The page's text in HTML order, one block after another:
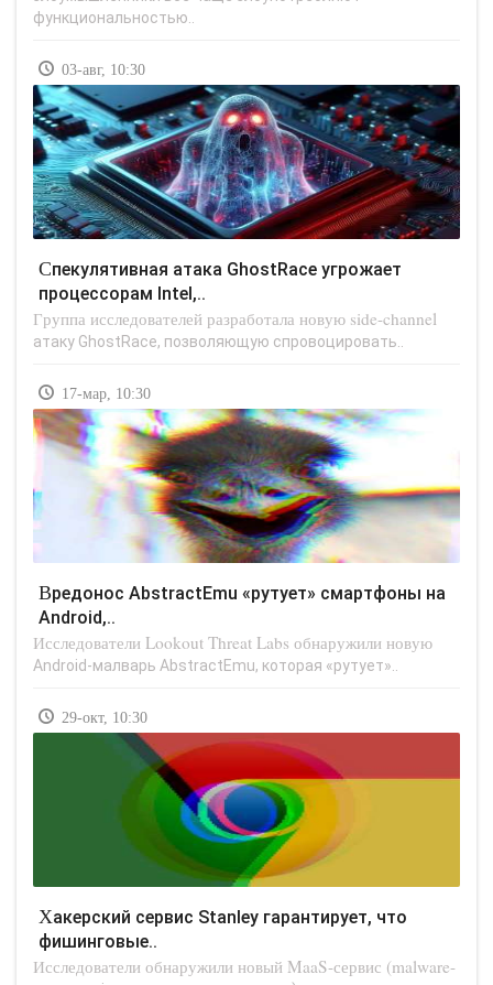
функциональностью..
03-авг, 10:30
Спекулятивная атака GhostRace угрожает
процессорам Intel,..
Группа исследователей разработала новую side-channel
атаку GhostRace, позволяющую спровоцировать..
17-мар, 10:30
Вредонос AbstractEmu «рутует» смартфоны на
Android,..
Исследователи Lookout Threat Labs обнаружили новую
Android-малварь AbstractEmu, которая «рутует»..
29-окт, 10:30
Хакерский сервис Stanley гарантирует, что
фишинговые..
Исследователи обнаружили новый MaaS-сервис (malware-